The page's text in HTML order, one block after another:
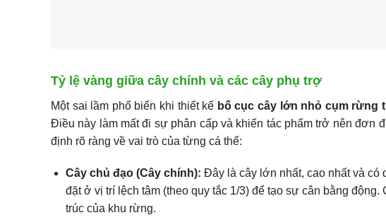
Tỷ lệ vàng giữa cây chính và các cây phụ trợ
Một sai lầm phổ biến khi thiết kế bố cục cây lớn nhỏ cụm rừng
Điều này làm mất đi sự phân cấp và khiến tác phẩm trở nên đơn
định rõ ràng về vai trò của từng cá thể:
Cây chủ đạo (Cây chính): Đây là cây lớn nhất, cao nhất và có
đặt ở vị trí lệch tâm (theo quy tắc 1/3) để tạo sự cân bằng động.
trúc của khu rừng.